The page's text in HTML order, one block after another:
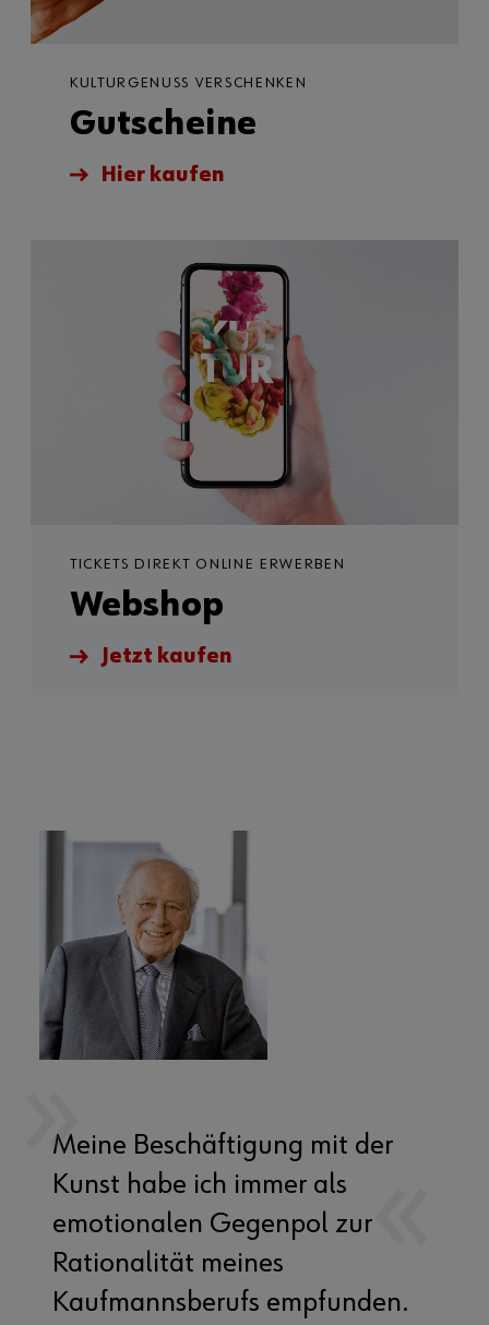
KULTURGENUSS VERSCHENKEN
Gutscheine
Hier kaufen
TICKETS DIREKT ONLINE ERWERBEN
Webshop
Jetzt kaufen
Meine Beschäftigung mit der
Kunst habe ich immer als
emotionalen Gegenpol zur
Rationalität meines
Kaufmannsberufs empfunden.